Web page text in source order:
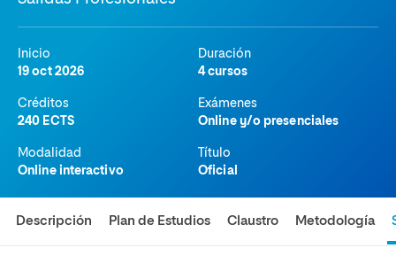
Inicio
19 oct 2026
Duración
4 cursos
Créditos
240 ECTS
Exámenes
Online y/o presenciales
Modalidad
Online interactivo
Título
Oficial
Descripción Plan de Estudios Claustro Metodología